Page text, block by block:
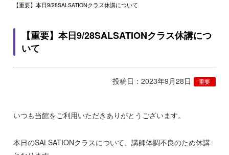
【重要】本日9/28SALSATIONクラス休講について
【重要】本日9/28SALSATIONクラス休講につ
いて
投稿日：2023年9月28日 重要
いつも当館をご利用いただきありがとうございます。
本日のSALSATIONクラスについて、講師体調不良のため休講